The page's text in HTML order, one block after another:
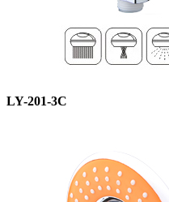
LY-201-3C